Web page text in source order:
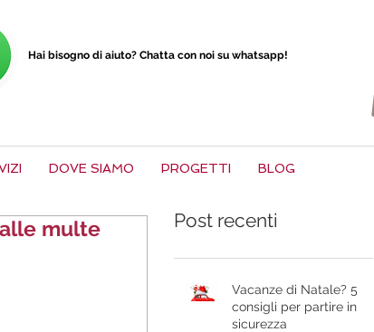
Hai bisogno di aiuto? Chatta con noi su whatsapp!
DOVE SIAMO PROGETTI BLOG
alle multe Post recenti
Vacanze di Natale? 5
consigli per partire in
sicurezza